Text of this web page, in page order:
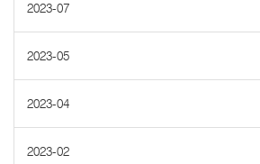
2023-07
2023-05
2023-04
2023-02